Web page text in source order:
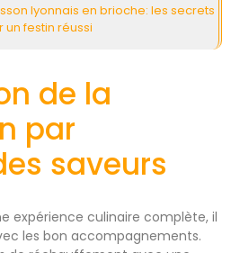
lyonnais en brioche: les secrets
un festin réussi
de la
par
saveurs
expérience culinaire complète, il
les bon accompagnements.